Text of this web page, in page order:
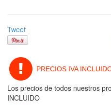
Tweet
PRECIOS IVA
Los precios de todos nuestros
INCLUIDO